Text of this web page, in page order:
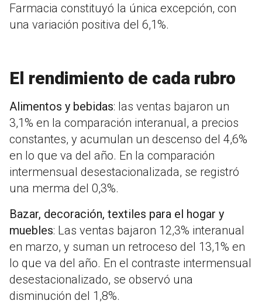
Farmacia constituyó la única excepción, con
una variación positiva del 6,1%.
El rendimiento de cada rubro
Alimentos y bebidas: las ventas bajaron un
3,1% en la comparación interanual, a precios
constantes, y acumulan un descenso del 4,6%
en lo que va del año. En la comparación
intermensual desestacionalizada, se registró
una merma del 0,3%.
Bazar, decoración, textiles para el hogar y
muebles: Las ventas bajaron 12,3% interanual
en marzo, y suman un retroceso del 13,1% en
lo que va del año. En el contraste intermensual
desestacionalizado, se observó una
disminución del 1,8%.